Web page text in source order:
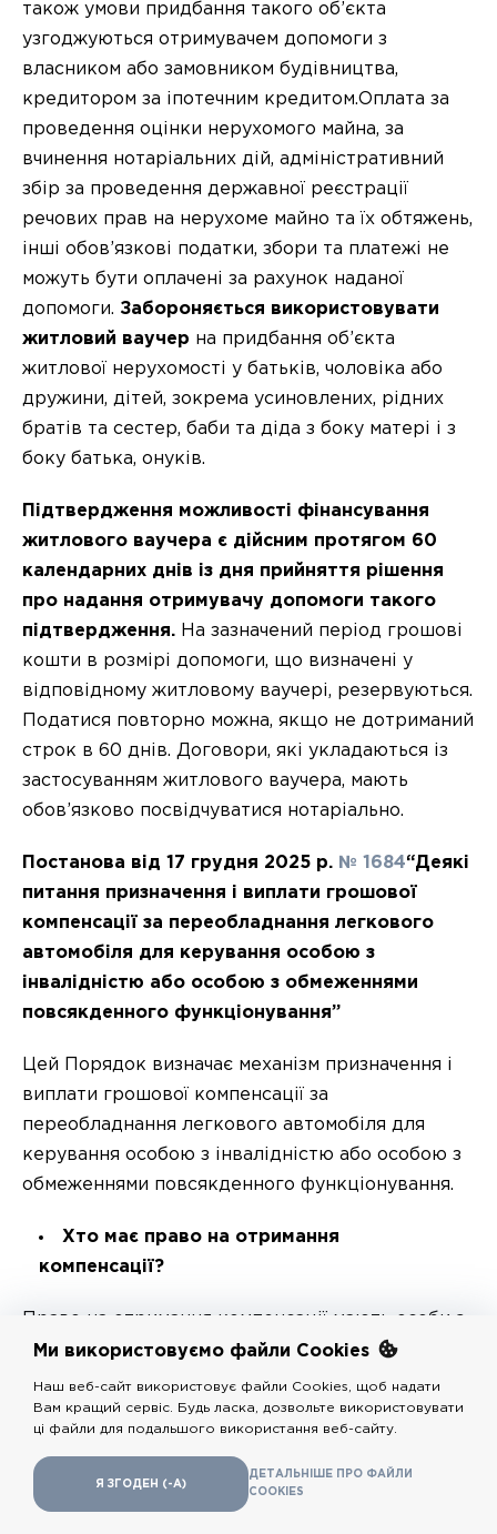
також умови придбання такого об’єкта
узгоджуються отримувачем допомоги з
власником або замовником будівництва,
кредитором за іпотечним кредитом.Оплата за
проведення оцінки нерухомого майна, за
вчинення нотаріальних дій, адміністративний
збір за проведення державної реєстрації
речових прав на нерухоме майно та їх обтяжень,
інші обов’язкові податки, збори та платежі не
можуть бути оплачені за рахунок наданої
допомоги. Забороняється використовувати
житловий ваучер на придбання об’єкта
житлової нерухомості у батьків, чоловіка або
дружини, дітей, зокрема усиновлених, рідних
братів та сестер, баби та діда з боку матері і з
боку батька, онуків.
Підтвердження можливості фінансування
житлового ваучера є дійсним протягом 60
календарних днів із дня прийняття рішення
про надання отримувачу допомоги такого
підтвердження. На зазначений період грошові
кошти в розмірі допомоги, що визначені у
відповідному житловому ваучері, резервуються.
Податися повторно можна, якщо не дотриманий
строк в 60 днів. Договори, які укладаються із
застосуванням житлового ваучера, мають
обов’язково посвідчуватися нотаріально.
Постанова від 17 грудня 2025 р. № 1684“Деякі
питання призначення і виплати грошової
компенсації за переобладнання легкового
автомобіля для керування особою з
інвалідністю або особою з обмеженнями
повсякденного функціонування”
Цей Порядок визначає механізм призначення і
виплати грошової компенсації за
переобладнання легкового автомобіля для
керування особою з інвалідністю або особою з
обмеженнями повсякденного функціонування.
Хто має право на отримання
компенсації?
Право на отримання компенсації мають особи з
інвалідністю та особи з обмеженнями
повсякденного функціонування, у посвідченні
водія яких зазначено код або коди щодо
пристосування транспортного засобу, та які є
власниками легкового автомобіля,
переобладнаного відповідно до їхніх потреб і
Ми використовуємо файли Cookies
Наш веб-сайт використовує файли Cookies, щоб надати
Вам кращий сервіс. Будь ласка, дозвольте використовувати
ці файли для подальшого використання веб-сайту.
Я ЗГОДЕН (-А)
ДЕТАЛЬНIШЕ ПРО ФАЙЛИ
COOKIES